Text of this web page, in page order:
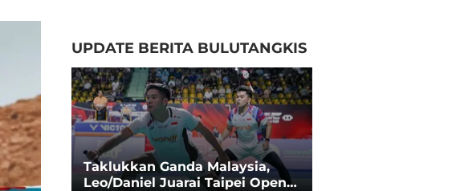
UPDATE BERITA BULUTANGKIS
Taklukkan Ganda Malaysia,
Leo/Daniel Juarai Taipei Open